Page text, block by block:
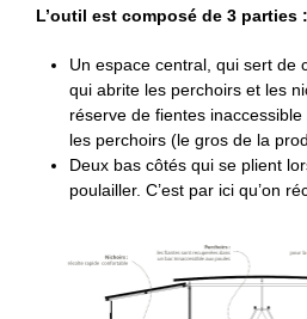
L’outil est composé de 3 parties :
Un espace central, qui sert de
qui abrite les perchoirs et les
réserve de fientes
les perchoirs (le gros de la
Deux bas côtés qui se plient
poulailler. C’est par ici qu’on